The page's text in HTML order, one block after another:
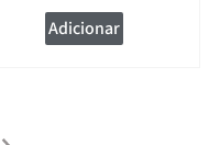
Adicionar